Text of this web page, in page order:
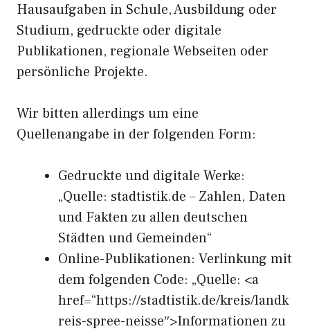
Hausaufgaben in Schule, Ausbildung oder
Studium, gedruckte oder digitale
Publikationen, regionale Webseiten oder
persönliche Projekte.
Wir bitten allerdings um eine
Quellenangabe in der folgenden Form:
Gedruckte und digitale Werke:
„Quelle: stadtistik.de – Zahlen, Daten
und Fakten zu allen deutschen
Städten und Gemeinden“
Online-Publikationen: Verlinkung mit
dem folgenden Code: „Quelle: <a
href=“https://stadtistik.de/kreis/landk
reis-spree-neisse″>Informationen zu